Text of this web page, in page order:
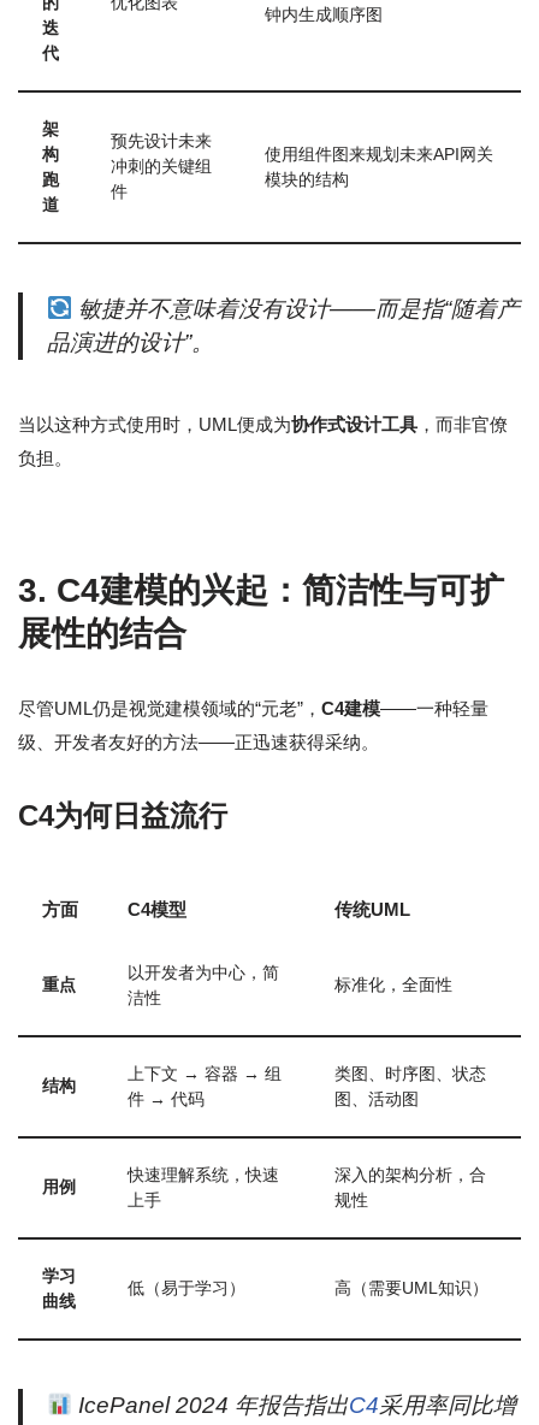
迭
代
钟内生成顺序图
架
构
跑
道
预先设计未来
冲刺的关键组
件
使用组件图来规划未来API网关
模块的结构
敏捷并不意味着没有设计——而是指“随着产
品演进的设计”。
当以这种方式使用时，UML便成为协作式设计工具 ，而非官僚
负担。
3. C4建模的兴起：简洁性与可扩
展性的结合
尽管UML仍是视觉建模领域的“元老”， C4建模——一种轻量
级、开发者友好的方法——正迅速获得采纳。
C4为何日益流行
方面 C4模型 传统UML
重点
以开发者为中心，简
洁性
标准化，全面性
结构
上下文 → 容器 → 组
件 → 代码
类图、时序图、状态
图、活动图
用例
快速理解系统，快速
上手
深入的架构分析，合
规性
学习
曲线
低（易于学习） 高（需要UML知识）
IcePanel 2024 年报告指出C4采用率同比增